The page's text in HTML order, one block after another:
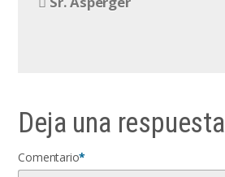
Deja una respuesta
Comentario*